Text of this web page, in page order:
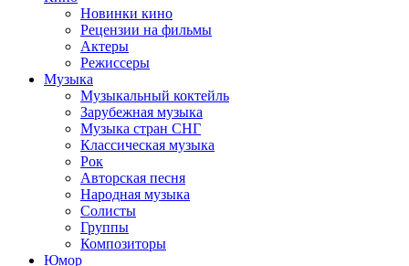
Новинки кино
Рецензии на фильмы
Актеры
Режиссеры
Музыка
Музыкальный коктейль
Зарубежная музыка
Музыка стран СНГ
Классическая музыка
Рок
Авторская песня
Народная музыка
Солисты
Группы
Композиторы
Юмор